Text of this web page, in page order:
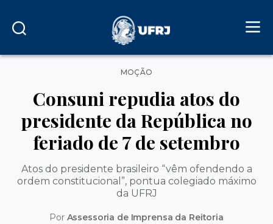
Categorias
MOÇÃO
Consuni repudia atos do
presidente da República no
feriado de 7 de setembro
Atos do presidente brasileiro “vêm ofendendo a
ordem constitucional”, pontua colegiado máximo
da UFRJ
Por Assessoria de Imprensa da Reitoria